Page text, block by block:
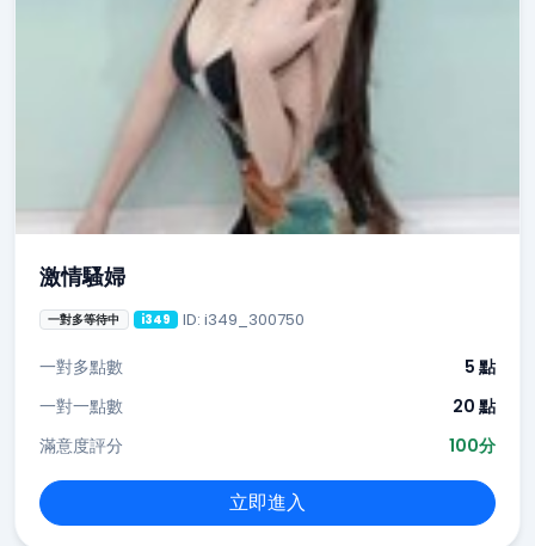
激情騷婦
一對多等待中 i349 ID: i349_300750
一對多點數
5 點
一對一點數
20 點
滿意度評分
100分
立即進入